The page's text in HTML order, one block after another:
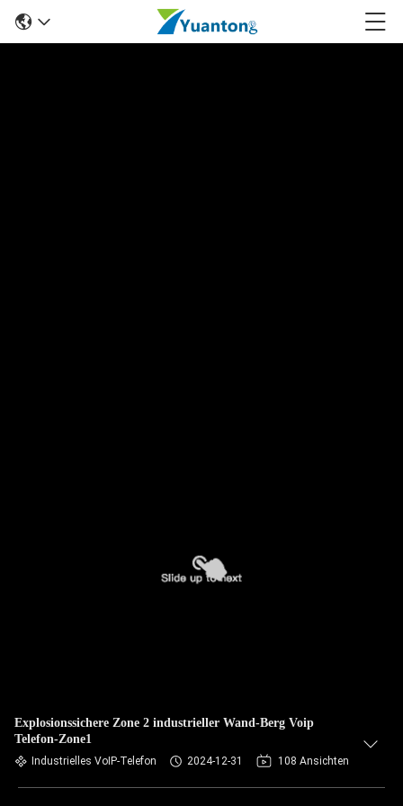
Explosionssichere Zone 2 industrieller Wand-Berg Voip
Telefon-Zone1
Industrielles VoIP-Telefon 2024-12-31 108 Ansichten